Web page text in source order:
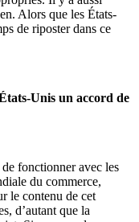
Alors que les États-
de riposter dans ce
Unis un accord de
fonctionner avec les
du commerce,
le contenu de cet
d’autant que la